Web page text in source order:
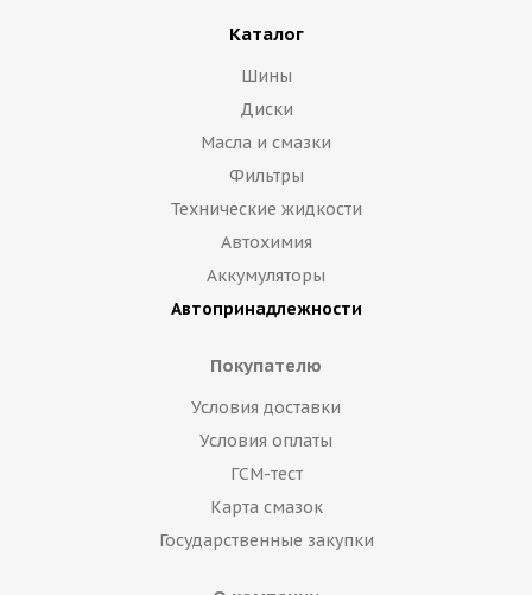
Каталог
Шины
Диски
Масла и смазки
Фильтры
Технические жидкости
Автохимия
Аккумуляторы
Автопринадлежности
Покупателю
Условия доставки
Условия оплаты
ГСМ-тест
Карта смазок
Государственные закупки